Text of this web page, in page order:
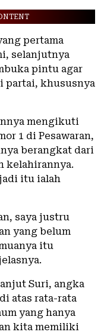
pertama
selanjutnya
pintu agar
partai, khususnya
mengikuti
1 di Pesawaran,
berangkat dari
kelahirannya.
itu ialah
saya justru
yang belum
itu
Suri, angka
atas rata-rata
yang hanya
kita memiliki